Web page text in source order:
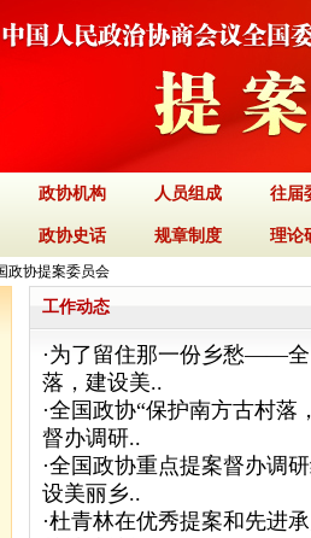
政协机构 人员组成 往届
政协史话 规章制度 理论
政协提案委员会
工作动态
·为了留住那一份乡愁——全
落，建设美..
·全国政协“保护南方古村落
督办调研..
·全国政协重点提案督办调
设美丽乡..
·杜青林在优秀提案和先进